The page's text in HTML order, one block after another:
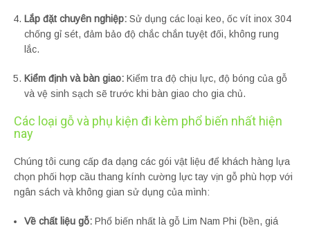
Lắp đặt chuyên nghiệp: Sử dụng các loại keo, ốc vít inox 304
chống gỉ sét, đảm bảo độ chắc chắn tuyệt đối, không rung
lắc.
Kiểm định và bàn giao: Kiểm tra độ chịu lực, độ bóng của gỗ
và vệ sinh sạch sẽ trước khi bàn giao cho gia chủ.
Các loại gỗ và phụ kiện đi kèm phổ biến nhất hiện
nay
Chúng tôi cung cấp đa dạng các gói vật liệu để khách hàng lựa
chọn phối hợp cầu thang kính cường lực tay vịn gỗ phù hợp với
ngân sách và không gian sử dụng của mình:
Về chất liệu gỗ: Phổ biến nhất là gỗ Lim Nam Phi (bền, giá